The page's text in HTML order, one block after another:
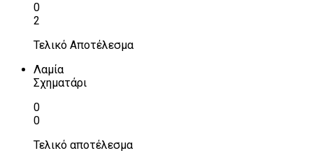
0
2
Τελικό Αποτέλεσμα
Λαμία
Σχηματάρι
0
0
Τελικό αποτέλεσμα